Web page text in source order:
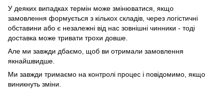
У деяких випадках термін може змінюватися, якщо
замовлення формується з кількох складів, через логістичні
обставини або є незалежні від нас зовнішні чинники - тоді
доставка може тривати трохи довше.
Але ми завжди дбаємо, щоб ви отримали замовлення
якнайшвидше.
Ми завжди тримаємо на контролі процес і повідомимо, якщо
виникнуть зміни.